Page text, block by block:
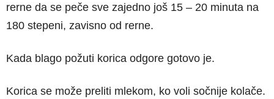
rerne da se peče sve zajedno još 15 – 20 minuta na
180 stepeni, zavisno od rerne.
Kada blago požuti korica odgore gotovo je.
Korica se može preliti mlekom, ko voli sočnije kolače.